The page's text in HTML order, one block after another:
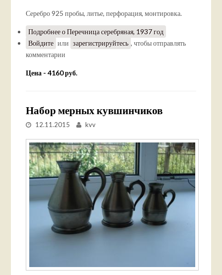
Серебро 925 пробы, литье, перфорация, монтировка.
Подробнеео Перечница серебряная, 1937 год
Войдите или зарегистрируйтесь , чтобы отправлять
комментарии
Цена - 4160 руб.
Набор мерных кувшинчиков
12.11.2015 kvv